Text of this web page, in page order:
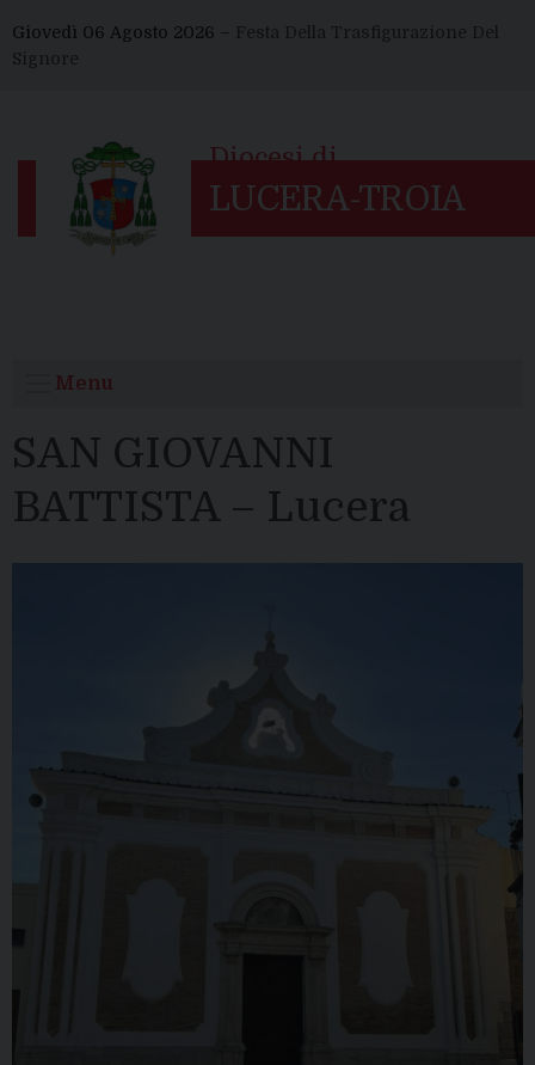
to
content
Giovedì 06 Agosto 2026 – Festa Della Trasfigurazione Del
Signore
Menu
SAN GIOVANNI
BATTISTA – Lucera